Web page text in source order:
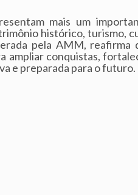
mais um
histórico, turismo,
pela AMM,
ampliar conquistas,
e preparada para o futuro.